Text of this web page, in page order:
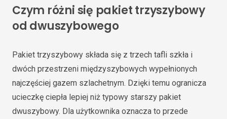
Czym różni się pakiet trzyszybowy
od dwuszybowego
Pakiet trzyszybowy składa się z trzech tafli szkła i
dwóch przestrzeni międzyszybowych wypełnionych
najczęściej gazem szlachetnym. Dzięki temu ogranicza
ucieczkę ciepła lepiej niż typowy starszy pakiet
dwuszybowy. Dla użytkownika oznacza to przede